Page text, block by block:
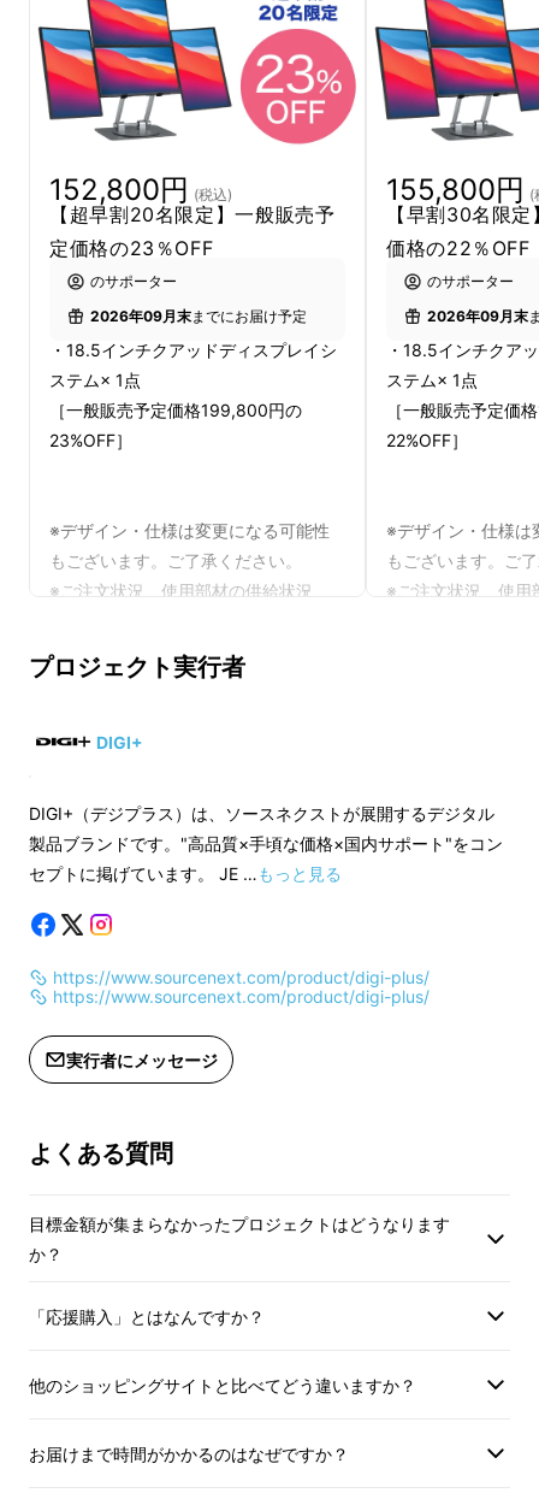
い。
扱う情報は、 年々増えている。 だから、 モニ
ターを増やし、 デスクを整え、 環境にも投資
知っている。
必要なのは、 情報を、 いつでも見渡しながら
考えられること。
あなたの作業に合わせ
て、レイアウトを最適
作業内容に合わせて、自分だけの環境を構築で
152,800円 (税込)
【超早割20名限定】一般販売予
定価格の23％OFF
のサポーター
2026年09月末までにお届け予定
・18.5インチクアッドディスプレイシ
ステム× 1点
［一般販売予定価格199,800円の
23%OFF］
※デザイン・仕様は変更になる可能性
もございます。ご了承ください。
※ご注文状況、使用部材の供給状況、
遅れる場合があります。
155,800円 (
【早割30名限
価格の22％OFF
のサポーター
2026年09月末
・18.5インチクア
ステム× 1点
［一般販売予定価
22%OFF］
※デザイン・仕様は
もございます。ご
※ご注文状況、使用
プロジェクト実行者
DIGI+
DIGI+（デジプラス）は、ソースネクストが展開するデジタル
製品ブランドです。"高品質×手頃な価格×国内サポート"をコン
セプトに掲げています。 JE …もっと見る
https://www.sourcenext.com/product/digi-plus/
https://www.sourcenext.com/product/digi-plus/
実行者にメッセージ
よくある質問
目標金額が集まらなかったプロジェクトはどうなります
か？
「応援購入」とはなんですか？
他のショッピングサイトと比べてどう違いますか？
お届けまで時間がかかるのはなぜですか？